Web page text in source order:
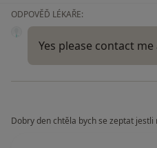
ODPOVĚĎ LÉKAŘE:
Yes please contact
Dobry den chtěla bych se zeptat